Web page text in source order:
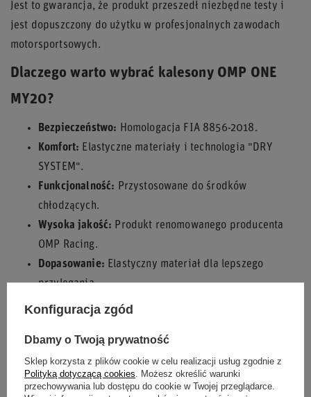
Jest to gwarancja, że produkt przeszedł niezbędne testy i
jest dopuszczony do użytku w profesjonalnych zawodach
motorsportsowych.
Dlaczego warto wybrać kalesony OMP ONE
MY20?
Bezpieczeństwo: Homologacja FIA 8856-2018.
Komfort: Elastyczne materiały i technologia "DRY
SYSTEM".
Funkcjonalność: Przystosowane do środków
chłodzących.
Wysoka jakość: Produkt renomowanego producenta
OMP Racing.
Dopasowanie: Elastyczny materiał dla lepszego
przylegania.
Inwestycja w kalesony OMP ONE MY20 to troska o swoje
odcinku specjalnym. Poczuj różnicę, jaką daje profesjonalna
bielizna rajdowa!
Konfiguracja zgód
Dbamy o Twoją prywatność
Sklep korzysta z plików cookie w celu realizacji usług zgodnie z
Polityką dotyczącą cookies. Możesz określić warunki
przechowywania lub dostępu do cookie w Twojej przeglądarce.